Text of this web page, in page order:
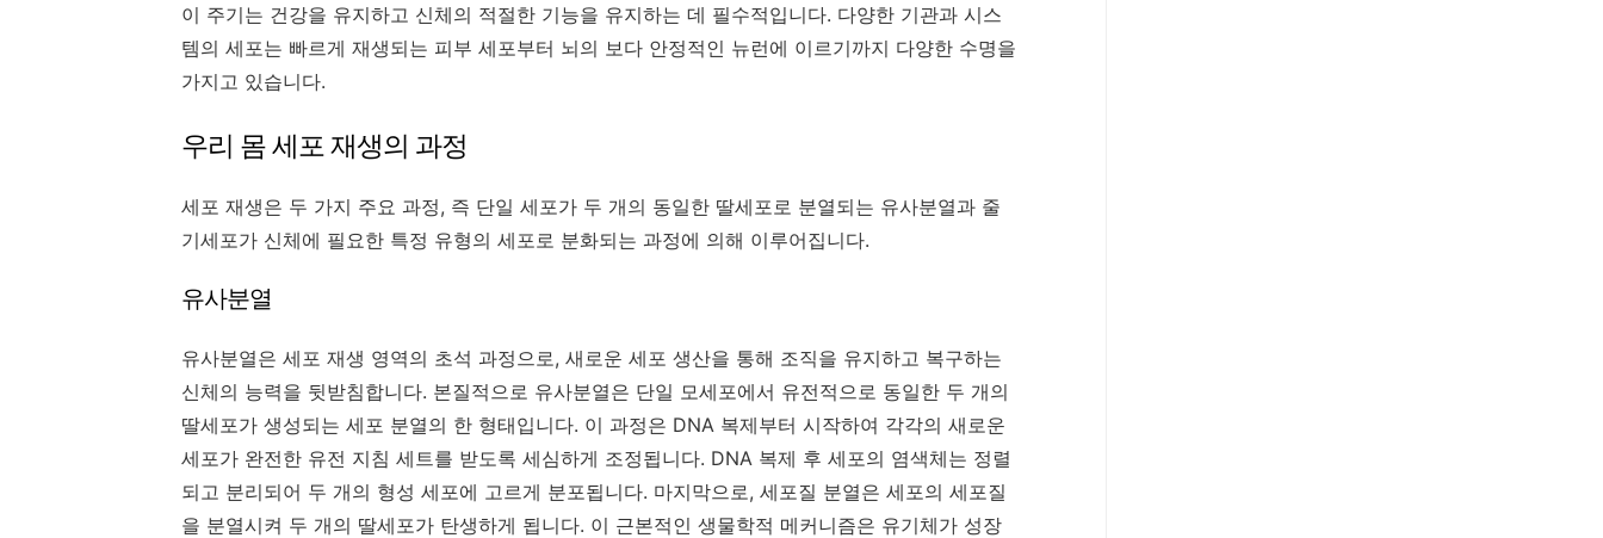
이 주기는 건강을 유지하고 신체의 적절한 기능을 유지하는 데 필수적입니다. 다양한 기관과 시스
템의 세포는 빠르게 재생되는 피부 세포부터 뇌의 보다 안정적인 뉴런에 이르기까지 다양한 수명을
가지고 있습니다.
우리 몸 세포 재생의 과정
세포 재생은 두 가지 주요 과정, 즉 단일 세포가 두 개의 동일한 딸세포로 분열되는 유사분열과 줄
기세포가 신체에 필요한 특정 유형의 세포로 분화되는 과정에 의해 이루어집니다.
유사분열
유사분열은 세포 재생 영역의 초석 과정으로, 새로운 세포 생산을 통해 조직을 유지하고 복구하는
신체의 능력을 뒷받침합니다. 본질적으로 유사분열은 단일 모세포에서 유전적으로 동일한 두 개의
딸세포가 생성되는 세포 분열의 한 형태입니다. 이 과정은 DNA 복제부터 시작하여 각각의 새로운
세포가 완전한 유전 지침 세트를 받도록 세심하게 조정됩니다. DNA 복제 후 세포의 염색체는 정렬
되고 분리되어 두 개의 형성 세포에 고르게 분포됩니다. 마지막으로, 세포질 분열은 세포의 세포질
을 분열시켜 두 개의 딸세포가 탄생하게 됩니다. 이 근본적인 생물학적 메커니즘은 유기체가 성장